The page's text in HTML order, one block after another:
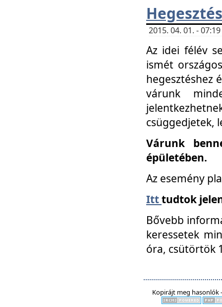
2015. 04. 01. -
Az idei félév
ismét
hegesztéshez
várunk
csüggedjetek,
Várunk
épületében.
Az esemény
Itttudtok
Bővebb
keressetek
óra, csütörtök
Kopirájt meg hasonlók